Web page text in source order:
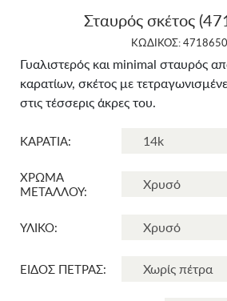
Σταυρός σκέτος
ΚΩΔΙΚΟΣ: 4718650
Γυαλιστερός και minimal σταυρός
καρατίων, σκέτος με
στις τέσσερις άκρες του.
ΚΑΡΑΤΙΑ:
ΧΡΩΜΑ
ΜΕΤΑΛΛΟΥ:
ΥΛΙΚΟ:
ΕΙΔΟΣ ΠΕΤΡΑΣ: